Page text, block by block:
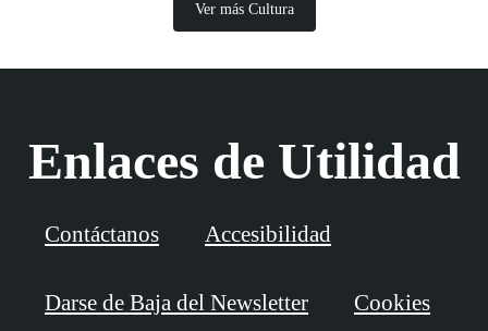
Ver más Cultura
Enlaces de Utilidad
Contáctanos Accesibilidad
Darse de Baja del Newsletter Cookies